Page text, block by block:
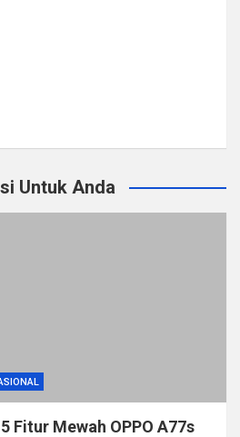
Untuk Anda
Fitur Mewah OPPO A77s